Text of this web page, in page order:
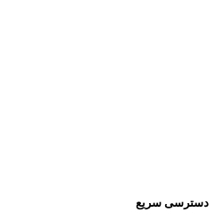
دسترسی سریع